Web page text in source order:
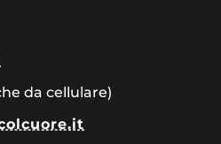
da cellulare)